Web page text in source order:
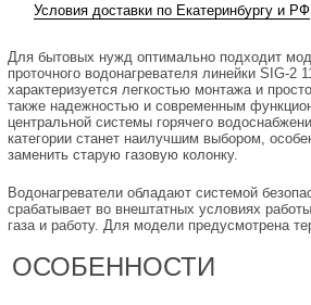
Условия доставки по Екатеринбургу и РФ
Для бытовых нужд оптимально подходит
проточного водонагревателя линейки SIG-2
характеризуется легкостью монтажа и
также надежностью и современным
центральной системы горячего
категории станет наилучшим выбором,
заменить старую газовую колонку.
Водонагреватели обладают системой
срабатывает во внештатных условиях
газа и работу. Для модели предусмотрена
ОСОБЕННОСТИ